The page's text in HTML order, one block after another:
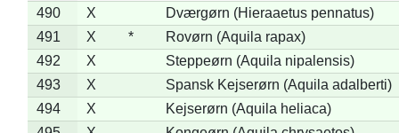
490
X
Dværgørn (Hieraaetus pennatus)
491
X *
Rovørn (Aquila rapax)
492
X
Steppeørn (Aquila nipalensis)
493
X
Spansk Kejserørn (Aquila adalberti)
494
X
Kejserørn (Aquila heliaca)